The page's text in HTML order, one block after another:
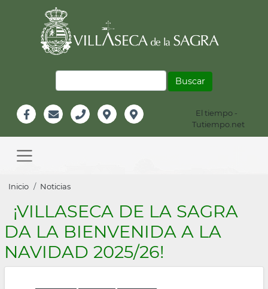
Información
Header
El tiempo -
Tutiempo.net
navigation
Sobrescribir
enlaces
de
ayuda
a
Inicio Noticias
¡VILLASECA DE LA SAGRA
DA LA BIENVENIDA A LA
NAVIDAD 2025/26!